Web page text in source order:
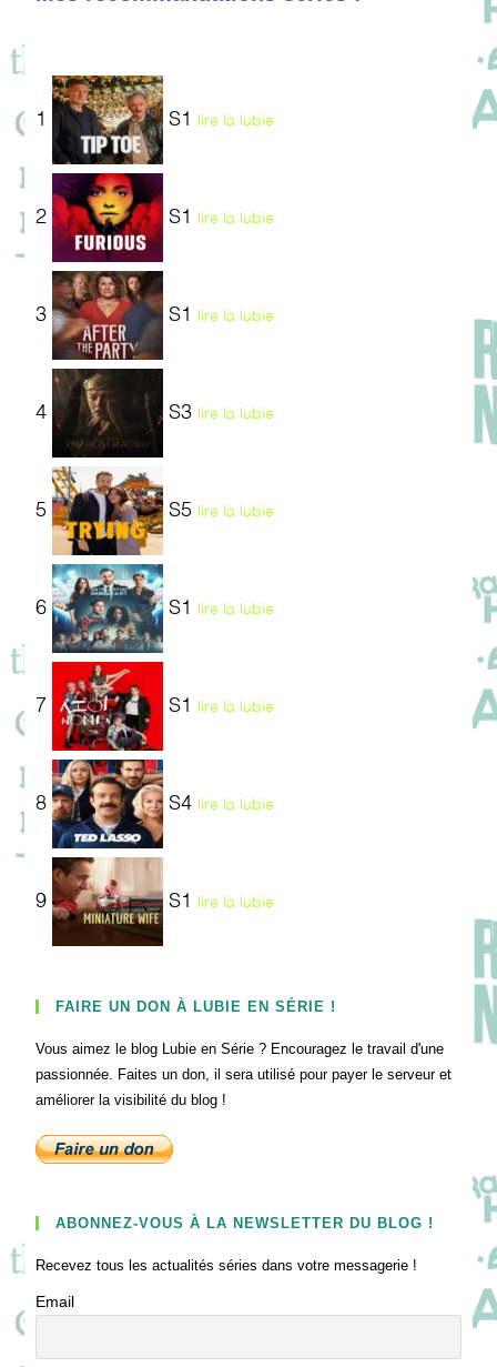
1 S1 lire la lubie
2 S1 lire la lubie
3 S1 lire la lubie
4 S3 lire la lubie
5 S5 lire la lubie
6 S1 lire la lubie
7 S1 lire la lubie
8 S4 lire la lubie
9 S1 lire la lubie
FAIRE UN DON À LUBIE EN SÉRIE !
Vous aimez le blog Lubie en Série ? Encouragez le travail d'une
passionnée. Faites un don, il sera utilisé pour payer le serveur et
améliorer la visibilité du blog !
ABONNEZ-VOUS À LA NEWSLETTER DU BLOG !
Recevez tous les actualités séries dans votre messagerie !
Email